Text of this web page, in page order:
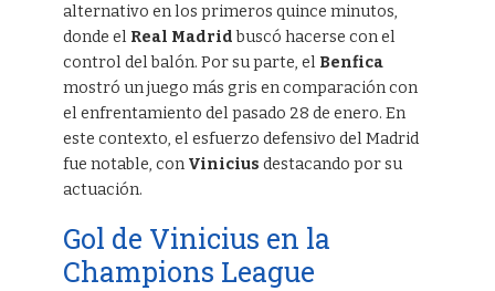
alternativo en los primeros quince minutos,
donde el Real Madridbuscó hacerse con el
control del balón. Por su parte, el Benfica
mostró un juego más gris en comparación con
el enfrentamiento del pasado 28 de enero. En
este contexto, el esfuerzo defensivo del Madrid
fue notable, con Vinicius destacando por su
actuación.
Gol de Vinicius en la
Champions League